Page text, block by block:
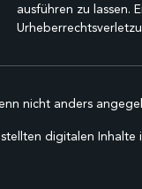
ausführen zu lassen.
nicht anders
digitalen